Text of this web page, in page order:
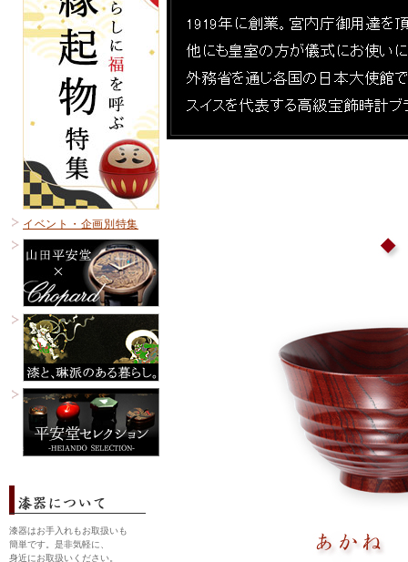
イベント・企画別特集
漆器はお手入れもお取扱いも
簡単です。是非気軽に、
身近にお取扱いください。